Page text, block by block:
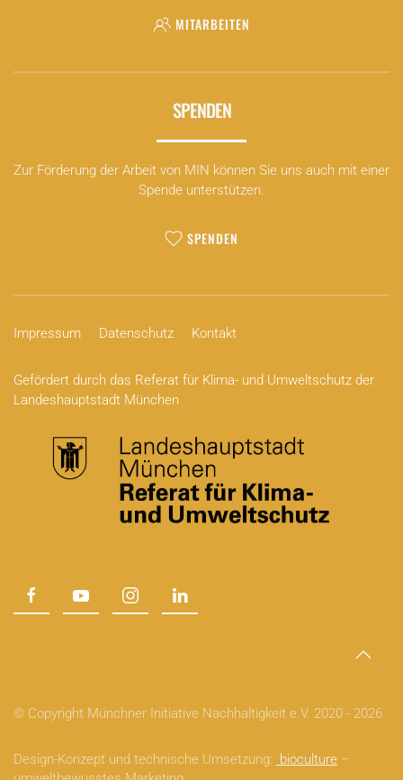
MITARBEITEN
SPENDEN
Zur Förderung der Arbeit von MIN können Sie uns auch mit einer
Spende unterstützen.
SPENDEN
Impressum Datenschutz Kontakt
Gefördert durch das Referat für Klima- und Umweltschutz der
Landeshauptstadt München
© Copyright Münchner Initiative Nachhaltigkeit e.V. 2020 - 2026
Design-Konzept und technische Umsetzung: bioculture –